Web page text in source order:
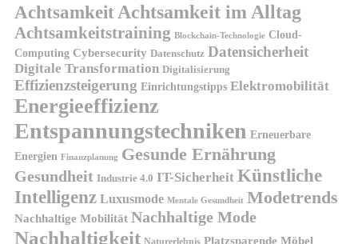
AchtsamkeitAchtsamkeit im Alltag
Achtsamkeitstraining Blockchain-Technologie Cloud-
Computing Cybersecurity Datenschutz Datensicherheit
Digitale Transformation Digitalisierung
Effizienzsteigerung Einrichtungstipps Elektromobilität
Energieeffizienz
Entspannungstechniken Erneuerbare
Energien Finanzplanung Gesunde Ernährung
Gesundheit Industrie 4.0 IT-Sicherheit Künstliche
Intelligenz Luxusmode Mentale Gesundheit Modetrends
Nachhaltige Mobilität Nachhaltige Mode
Nachhaltigkeit Naturerlebnis Platzsparende Möbel